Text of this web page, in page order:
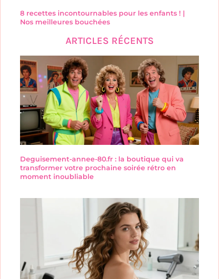
8 recettes incontournables pour les enfants ! |
Nos meilleures bouchées
ARTICLES RÉCENTS
Deguisement-annee-80.fr : la boutique qui va
transformer votre prochaine soirée rétro en
moment inoubliable